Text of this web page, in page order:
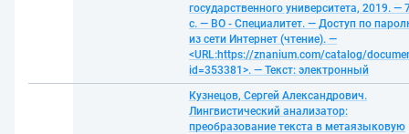
государственного университета, 2019. —
с. — ВО - Специалитет. — Доступ по
из сети Интернет (чтение). —
<URL:https://znanium.com/catalog/
id=353381>. — Текст: электронный
Кузнецов, Сергей Александрович.
Лингвистический анализатор:
преобразование текста в метаязыковую